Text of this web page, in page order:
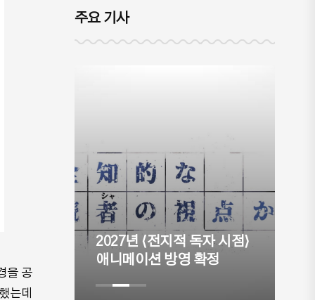
을 공
는데
주요 기사
2027년 ⟨전지적 독자 시점⟩
애니메이션 방영 확정